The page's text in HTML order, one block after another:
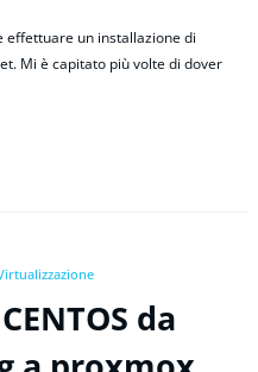
effettuare un installazione di
Mi è capitato più volte di dover
da